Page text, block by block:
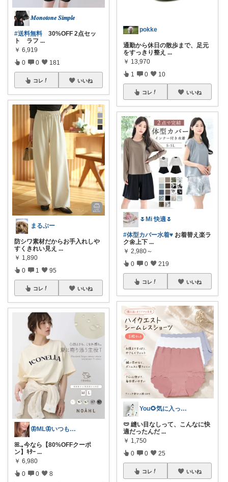
𝑴𝒐𝒏𝒐𝒕𝒐𝒏𝒆 𝑺𝒊𝒎𝒑𝒍𝒆
#送料無料 30%OFF 2点セッ
ト ラフ ...
￥ 6,919
0 0 181
コレ いいね
まるぷー
防シワ素材だからお手入れしや
すくきれい見え ...
￥ 1,890
0 1 95
コレ いいね
🦋ML🦋いつもありがとう💓
ꕤ.｡今なら【80%OFFクーポ
ン】ｷﾀｰ ...
￥ 6,980
0 0 8
pokke
通勤から休日の散歩まで、足元
をすっきり整え ...
￥ 13,970
1 0 10
コレ いいね
🌷Mi 快適🌷
#体型カバー水着♥️ お着替え楽ラ
ク🌼上下 ...
￥ 2,980～
0 0 219
コレ いいね
You🌻気に入ったもの正直レビュー
🩲 縫い目なしって、こんなに快
適だったんだ ...
￥ 1,750
0 0 25
コレ いいね